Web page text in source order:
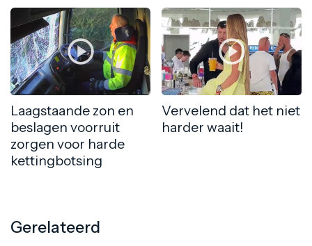
Laagstaande zon en
beslagen voorruit
zorgen voor harde
kettingbotsing
Vervelend dat het niet
harder waait!
Gerelateerd